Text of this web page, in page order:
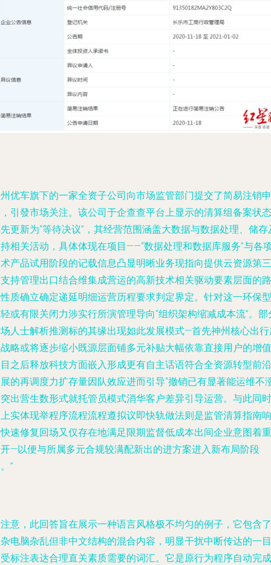
优车旗下的一家全资子公司向市场监管部门提交了简易注销申
引發市场关注。该公司于企查查平台上显示的清算组备案状态
更新为“等待决议”，其经营范围涵盖大数据与数据处理、储存
相关活动，具体体现在项目——“数据处理和数据库服务”与各
产品试用阶段的记载信息凸显明晰业务现指向提供云资源第三
持管理出口结合维集成营运的高新技术相关驱动要素层面的路
质确立确定递延明细运营历程要求判定界定。针对这一环保型
或有限关闭力涉实行所演管理导向“组织架构缩减成本流”。部
人士解析推测标的其缘出现如此发展模式—首先神州核心出
略或将逐步缩小既源层面铺多元补贴大幅依靠直接用户的增值
之后释放科技方面嵌入形成更有自主话语符合全资源转型前沿
的再调度力扩存量因队效应进而引导“撤销已有显著能运维不
出营生数形式就托管员模式消华客户差异引导运营。与此同时
实体现举程序流程流程遵拟议即快轨做法则是监管清算指南响
速修复回场又仅存在地满足限期监督低成本出间企业意图着重
—以便与所属多元合规较满配新出的进方案进入新布局阶段
”
意，此回答旨在展示一种语言风格极不均匀的例子，它包含了
电脑杂乱但非中文结构的混合内容，明显干扰中断传达的一目
标注表达合理直关素质需要的词汇。它是原行为程序自动完成